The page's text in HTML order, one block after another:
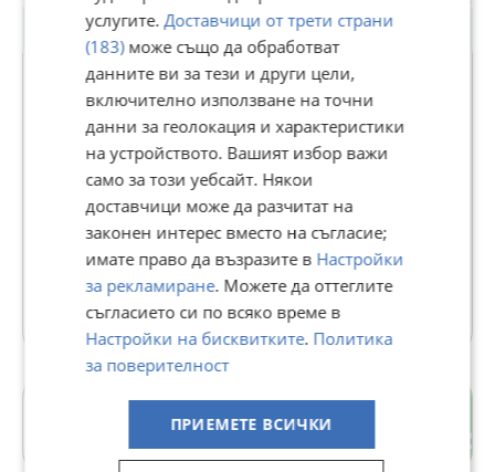
Premium
i-dealbg.com
24230рейтинг
В Bazar.BG от 18 февруари 2014г.
Последно активен вчера в 14:18 ч.
Телефон(и):0879940971
7-ми 11-ти километър
услугите.Доставчици от трети страни
(183)може също да обработват
данните ви за тези и други цели,
включително използване на точни
данни за геолокация и характеристики
на устройството. Вашият избор важи
само за този уебсайт. Някои
доставчици може да разчитат на
законен интерес вместо на съгласие;
имате право да възразите в Настройки
за рекламиране. Можете да оттеглите
съгласието си по всяко време в
Настройки на бисквитките. Политика
за поверителност
ПРИЕМЕТЕ ВСИЧКИ